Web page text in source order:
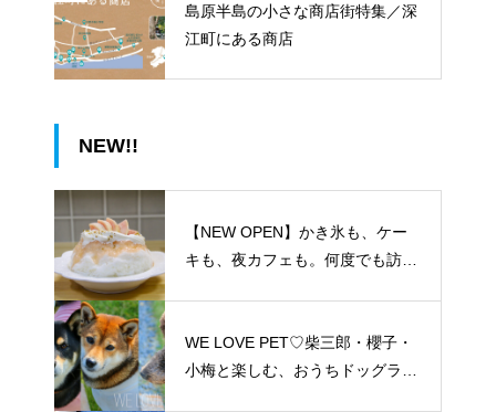
島原半島の小さな商店街特集／深
江町にある商店
NEW!!
【NEW OPEN】かき氷も、ケー
キも、夜カフェも。何度でも訪れ
WE LOVE PET♡柴三郎・櫻子・
小梅と楽しむ、おうちドッグラン